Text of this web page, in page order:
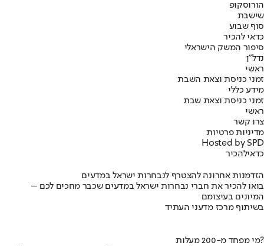
הורוסקופ
שישבת
סוף שבוע
כדאי להכיר
סיפור המשק הישראלי
נדל"ן
ראשי
זמני כניסת וצאת השבת
מידע כללי
זמני כניסת וצאת שבת
ראשי
צרו קשר
מדיניות פרטיות
Hosted by SPD
כדאילהכיר
הזדמנות אחרונה להצטרף לנבחרות ישראל במדעים
בואו להכיר את חברי נבחרות ישראל במדעים שכבר מחכים לכם –
המיונים בעיצומם
בשיתוף מרכז מדעני העתיד
מי מפחד מ-200 מעלות?